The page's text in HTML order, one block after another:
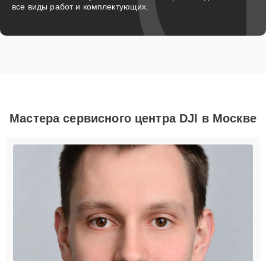
все виды работ и комплектующих.
Мастера сервисного центра DJI в Москве